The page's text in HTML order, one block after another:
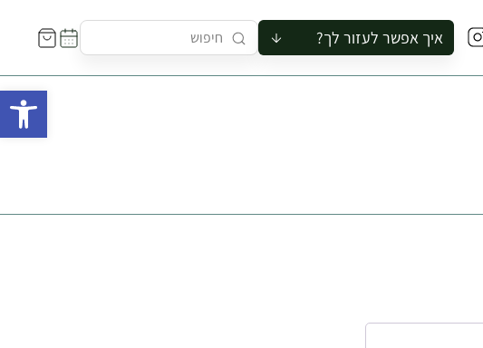
איך אפשר לעזור לך?
להזמין סיור לקבוצה
לתאם ביקור בצריף